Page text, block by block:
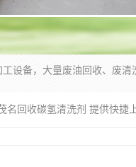
名回收碳氢清洗剂 提供快捷